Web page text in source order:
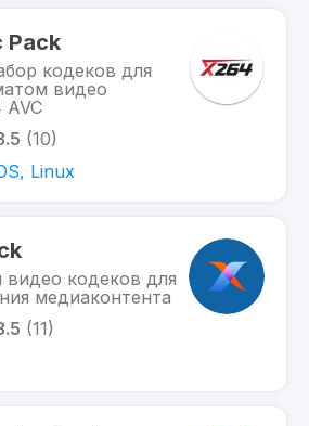
Pack
кодеков для
видео
AVC
(10)
Linux
кодеков для
медиаконтента
(11)